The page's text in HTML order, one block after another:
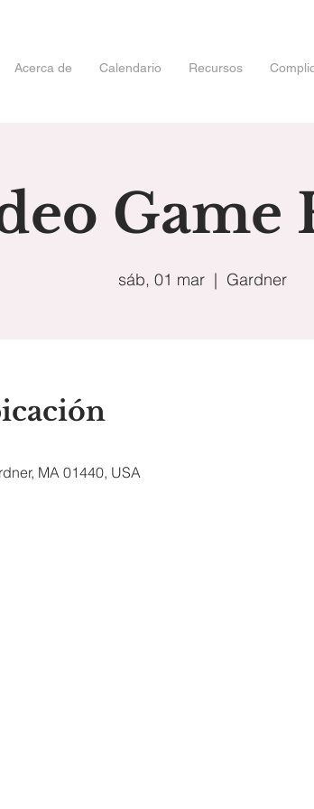
Acerca de Calendario Recursos
Game
sáb, 01 mar
  |
Gardner
MA 01440, USA